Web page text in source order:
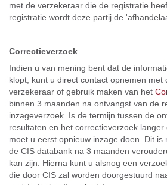
met de verzekeraar die de registratie
registratie wordt deze partij de
Correctieverzoek
Indien u van mening bent dat de
klopt, kunt u direct contact opnemen met
verzekeraar of gebruik maken van het
binnen 3 maanden na ontvangst van de
inzageverzoek. Is de termijn tussen de
resultaten en het correctieverzoek
moet u eerst opnieuw inzage doen. Dit is
de CIS databank na 3 maanden
kan zijn. Hierna kunt u alsnog een
die door CIS zal worden doorgestuurd